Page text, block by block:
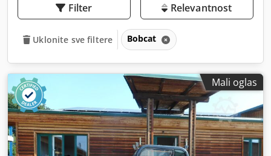
Filter Relevantnost
Uklonite sve filtere Bobcat
Mali oglas